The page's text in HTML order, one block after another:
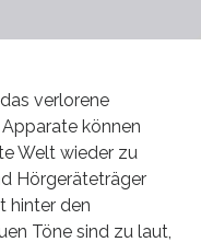
verlorene
können
Welt wieder zu
Hörgeräteträger
hinter den
Töne sind zu laut,